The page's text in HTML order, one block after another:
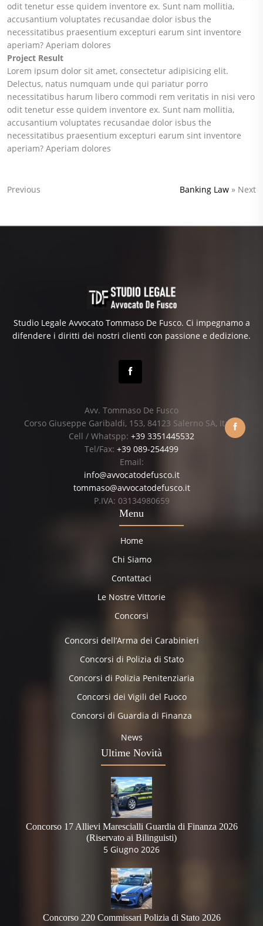
odit tenetur esse quidem inventore ex. Sunt nam mollitia,
accusantium voluptates recusandae dolor isbus the
necessitatibus praesentium excepturi earum sint inventore
aperiam? Aperiam dolores
Project Result
Lorem ipsum dolor sit amet, consectetur adipisicing elit.
Delectus, natus numquam unde qui pariatur porro
necessitatibus harum libero commodi rem veritatis in nisi vero
odit tenetur esse quidem inventore ex. Sunt nam mollitia,
accusantium voluptates recusandae dolor isbus the
necessitatibus praesentium excepturi earum sint inventore
aperiam? Aperiam dolores
Previous Banking Law » Next
Studio Legale Avvocato Tommaso De Fusco. Ci impegnamo a
difendere i diritti dei nostri clienti con passione e dedizione.
Avv. Tommaso De Fusco
Corso Giuseppe Garibaldi, 153, 84123 Salerno SA, Italia
Cell / Whatspp: +39 3351445532
Tel/Fax: +39 089-254499
Email:
info@avvocatodefusco.it
tommaso@avvocatodefusco.it
P.IVA: 03134980659
Menu
Home
Chi Siamo
Contattaci
Le Nostre Vittorie
Concorsi
Concorsi dell’Arma dei Carabinieri
Concorsi di Polizia di Stato
Concorsi di Polizia Penitenziaria
Concorsi dei Vigili del Fuoco
Concorsi di Guardia di Finanza
News
Ultime Novità
Concorso 17 Allievi Marescialli Guardia di Finanza 2026
(Riservato ai Bilinguisti)
5 Giugno 2026
Concorso 220 Commissari Polizia di Stato 2026